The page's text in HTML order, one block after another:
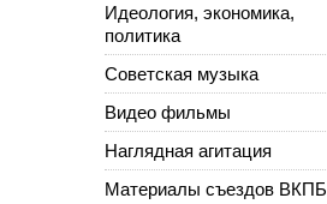
Идеология, экономика,
политика
Советская музыка
Видео фильмы
Наглядная агитация
Материалы съездов ВКПБ